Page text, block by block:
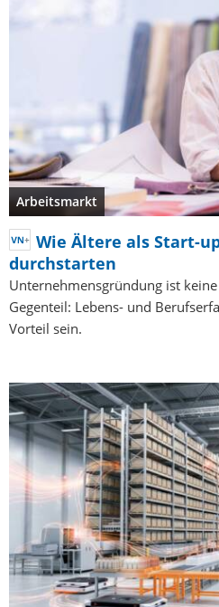
Arbeitsmarkt
Wie Ältere als Start-
durchstarten
Unternehmensgründung ist
Gegenteil: Lebens- und
Vorteil sein.